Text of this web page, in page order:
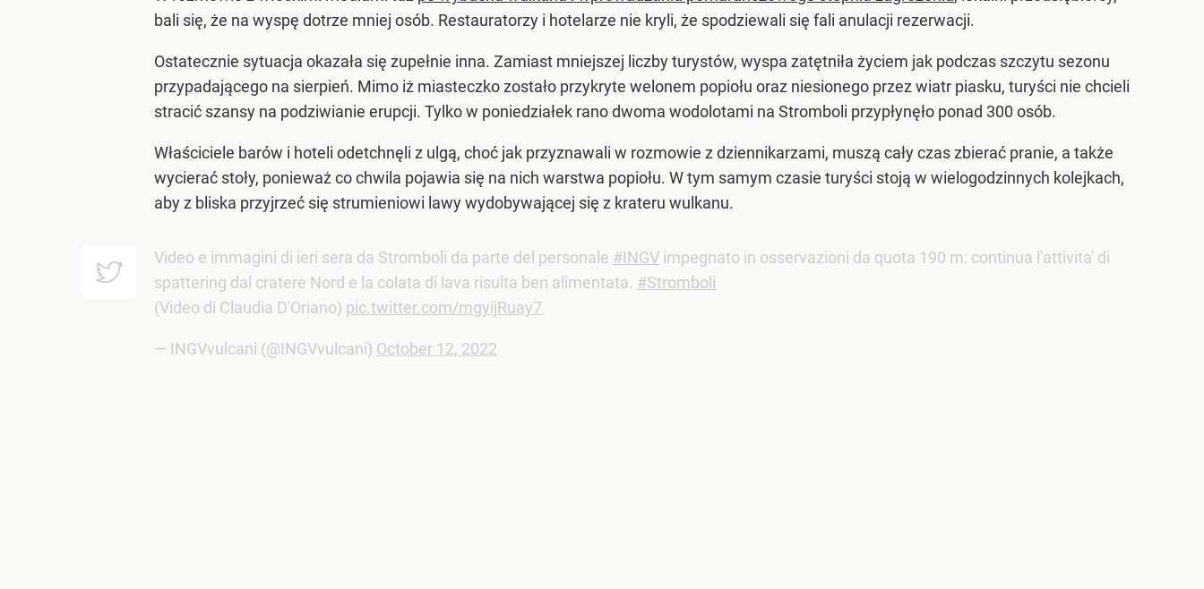
bali się, że na wyspę dotrze mniej osób. Restauratorzy i hotelarze nie kryli, że spodziewali się fali anulacji rezerwacji.
Ostatecznie sytuacja okazała się zupełnie inna. Zamiast mniejszej liczby turystów, wyspa zatętniła życiem jak podczas szczytu sezonu
przypadającego na sierpień. Mimo iż miasteczko zostało przykryte welonem popiołu oraz niesionego przez wiatr piasku, turyści nie chcieli
stracić szansy na podziwianie erupcji. Tylko w poniedziałek rano dwoma wodolotami na Stromboli przypłynęło ponad 300 osób.
Właściciele barów i hoteli odetchnęli z ulgą, choć jak przyznawali w rozmowie z dziennikarzami, muszą cały czas zbierać pranie, a także
wycierać stoły, ponieważ co chwila pojawia się na nich warstwa popiołu. W tym samym czasie turyści stoją w wielogodzinnych kolejkach,
aby z bliska przyjrzeć się strumieniowi lawy wydobywającej się z krateru wulkanu.
Video e immagini di ieri sera da Stromboli da parte del personale #INGV impegnato in osservazioni da quota 190 m: continua l'attivita' di
spattering dal cratere Nord e la colata di lava risulta ben alimentata. #Stromboli
(Video di Claudia D'Oriano) pic.twitter.com/mgyijRuay7
— INGVvulcani (@INGVvulcani) October 12, 2022